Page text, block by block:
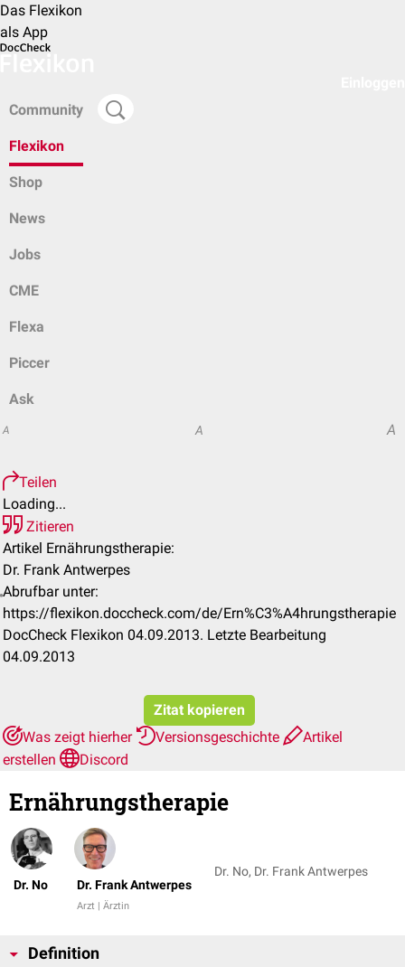
Das Flexikon
als App
Community
Flexikon
Shop
News
Jobs
CME
Flexa
Piccer
Ask
A A A
Teilen
Loading...
Zitieren
Artikel Ernährungstherapie:
Dr. Frank Antwerpes
Abrufbar unter:
https://flexikon.doccheck.com/de/Ern%C3%A4hrungstherapie
DocCheck Flexikon 04.09.2013. Letzte Bearbeitung
04.09.2013
Zitat kopieren
Was zeigt hierher
Versionsgeschichte
Artikel
erstellen
Discord
Ernährungstherapie
Dr. No Dr. Frank Antwerpes
Arzt | Ärztin
Dr. No, Dr. Frank Antwerpes
Definition